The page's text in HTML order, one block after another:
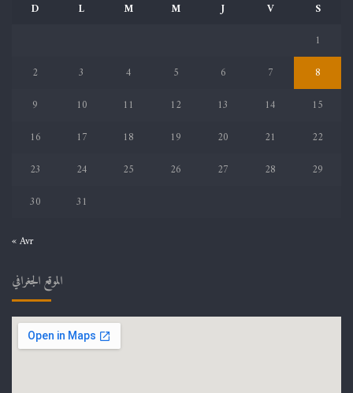
D
L M M J V
S
1
2
3 4 5 6 7
8
9
10 11 12 13 14
15
16
17 18 19 20 21
22
23
24 25 26 27 28
29
30
31
« Avr
الموقع الجغرافي